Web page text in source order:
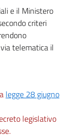
e il Ministero
criteri
telematica il
legge 28 giugno
legislativo